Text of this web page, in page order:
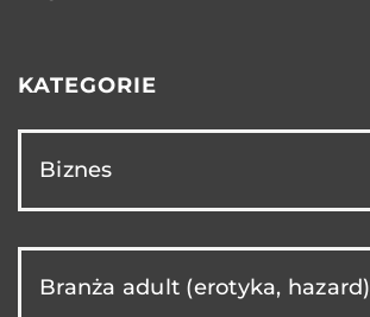
KATEGORIE
Biznes
Branża adult (erotyka, hazard)